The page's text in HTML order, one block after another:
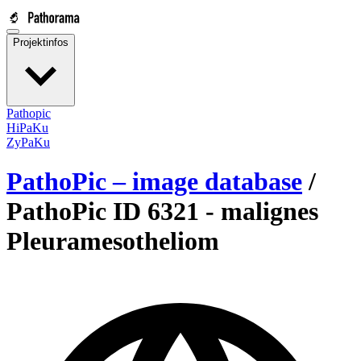
Projektinfos
Pathopic
HiPaKu
ZyPaKu
PathoPic – image database /
PathoPic ID 6321 - malignes
Pleuramesotheliom